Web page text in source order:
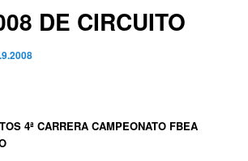
DE CIRCUITO
4ª CARRERA CAMPEONATO FBEA